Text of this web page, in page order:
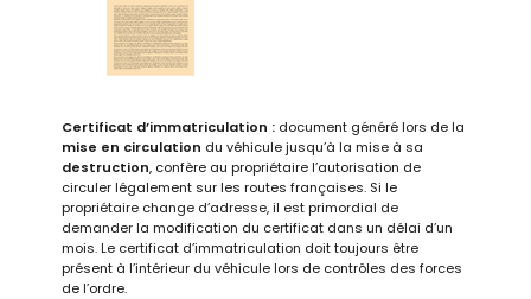
Certificat d’immatriculation : document généré lors de la
mise en circulation du véhicule jusqu’à la mise à sa
destruction, confère au propriétaire l’autorisation de
circuler légalement sur les routes françaises. Si le
propriétaire change d’adresse, il est primordial de
demander la modification du certificat dans un délai d’un
mois. Le certificat d’immatriculation doit toujours être
présent à l’intérieur du véhicule lors de contrôles des forces
de l’ordre.